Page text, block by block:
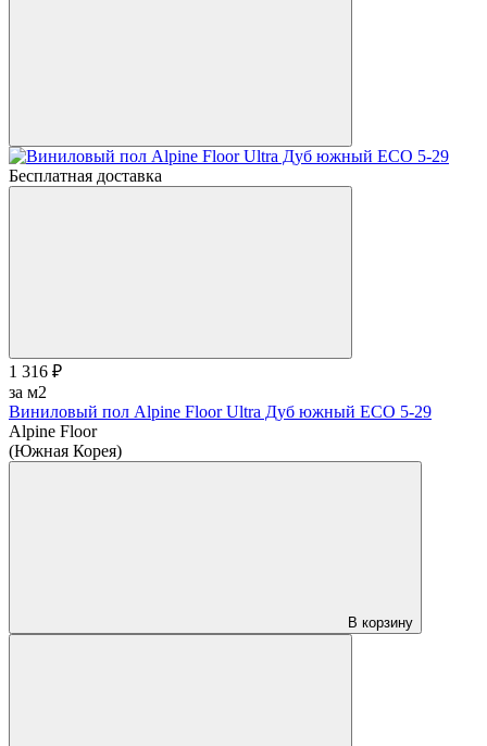
Бесплатная доставка
1 316 ₽
за м2
Виниловый пол Alpine Floor Ultra Дуб южный ЕСО 5-29
Alpine Floor
(Южная Корея)
В корзину